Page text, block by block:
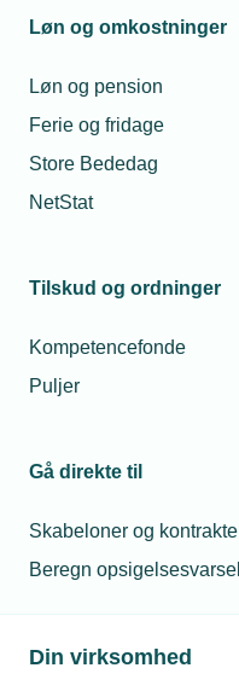
Løn og omkostninger
Løn og pension
Ferie og fridage
Store Bededag
NetStat
Tilskud og ordninger
Kompetencefonde
Puljer
Gå direkte til
Skabeloner og
Beregn opsigelsesvarsel
Din virksomhed
kan sætte turbo på
Læs mere her
Hvad kan
med?
Søg råd og